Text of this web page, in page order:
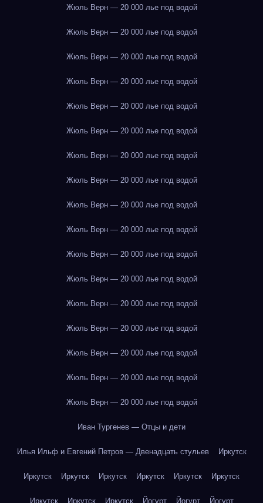
Жюль Верн — 20 000 лье под водой
Жюль Верн — 20 000 лье под водой
Жюль Верн — 20 000 лье под водой
Жюль Верн — 20 000 лье под водой
Жюль Верн — 20 000 лье под водой
Жюль Верн — 20 000 лье под водой
Жюль Верн — 20 000 лье под водой
Жюль Верн — 20 000 лье под водой
Жюль Верн — 20 000 лье под водой
Жюль Верн — 20 000 лье под водой
Жюль Верн — 20 000 лье под водой
Жюль Верн — 20 000 лье под водой
Жюль Верн — 20 000 лье под водой
Жюль Верн — 20 000 лье под водой
Жюль Верн — 20 000 лье под водой
Жюль Верн — 20 000 лье под водой
Жюль Верн — 20 000 лье под водой
Иван Тургенев — Отцы и дети
Илья Ильф и Евгений Петров — Двенадцать стульев Иркутск
Иркутск Иркутск Иркутск Иркутск Иркутск Иркутск
Иркутск Иркутск Иркутск Йогурт Йогурт Йогурт